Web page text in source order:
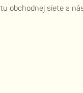
obchodnej siete a